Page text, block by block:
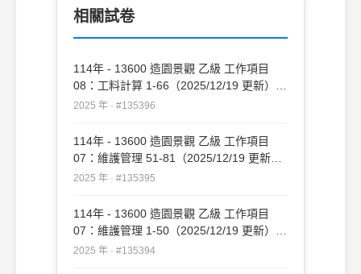
相關試卷
114年 - 13600 造園景觀 乙級 工作項目
08：工料計算 1-66（2025/12/19 更新）
#135396
2025 年 · #135396
114年 - 13600 造園景觀 乙級 工作項目
07：維護管理 51-81（2025/12/19 更新）
#135395
2025 年 · #135395
114年 - 13600 造園景觀 乙級 工作項目
07：維護管理 1-50（2025/12/19 更新）
#135394
2025 年 · #135394